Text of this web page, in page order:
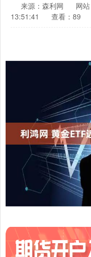
来源：森利网 网
13:51:41
查看：89